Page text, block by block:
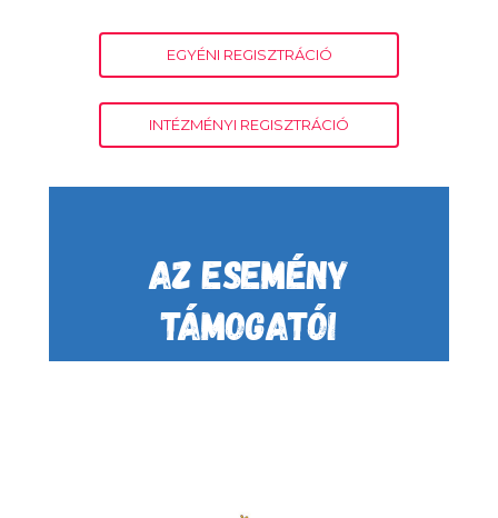
EGYÉNI REGISZTRÁCIÓ
INTÉZMÉNYI REGISZTRÁCIÓ
AZ ESEMÉNY
TÁMOGATÓI